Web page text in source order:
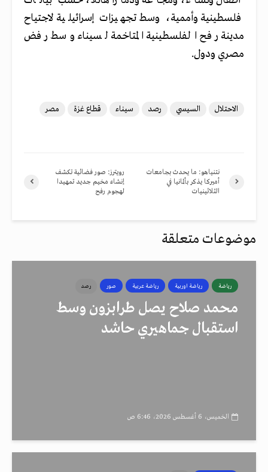
فلسطينية وأممية، وسط تجهيزات إسرائيلية لاجتياح
مدينة رفح الفلسطينية المتاخمة لسيناء وسط رفض
مصري ودول.
الاحتلال السيسي رصد سيناء قطاع غزة مصر
رويترز: صور فضائية تكشف
إنشاء مخيم جديد تمهيدا
لهجوم رفح
نتنياهو: ما يحدث بجامعات
أميركا يذكر بألمانيا في
الثلاثينيات
موضوعات متعلقة
رياضة رياضة اوربية رياضة عربية صور رصد
محمد صلاح يصل طرابزون وسط
استقبال جماهيري حاشد
الخميس، 6 أغسطس 2026، 6:46 ص